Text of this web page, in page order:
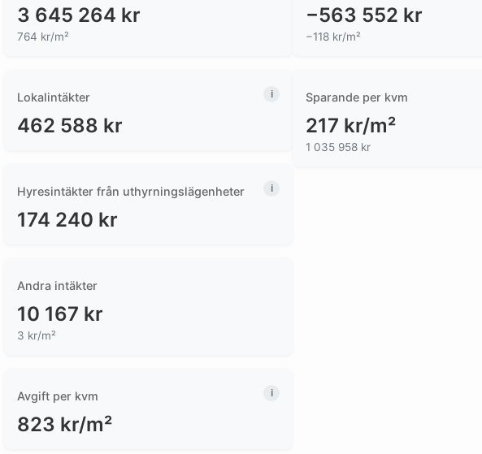
3 645 264 kr
764 kr/m²
Lokalintäkter
462 588 kr
Hyresintäkter från uthyrningslägenheter
174 240 kr
Andra intäkter
10 167 kr
3 kr/m²
Avgift per kvm
823 kr/m²
−563 552 kr
−118 kr/m²
Sparande per kvm
217 kr/m²
1 035 958 kr